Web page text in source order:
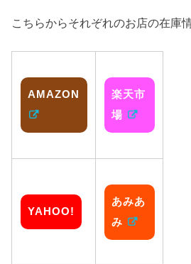
こちらからそれぞれのお店の在庫
AMAZON
楽天市
場
YAHOO!
あみあ
み